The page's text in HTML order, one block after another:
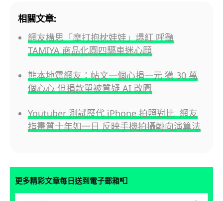
相關文章:
網友構思「摩打抱枕娃娃」爆紅 呼籲
TAMIYA 商品化圓四驅車迷心願
熊本地震網友：帖文一個心捐一元 獲 30 萬
個心心 但捐款單被質疑 AI 改圖
Youtuber 測試歷代 iPhone 拍照對比 網友
指畫質十年如一日 反映手機拍攝轉向演算法
更多精彩文章每日送到電子郵箱📮